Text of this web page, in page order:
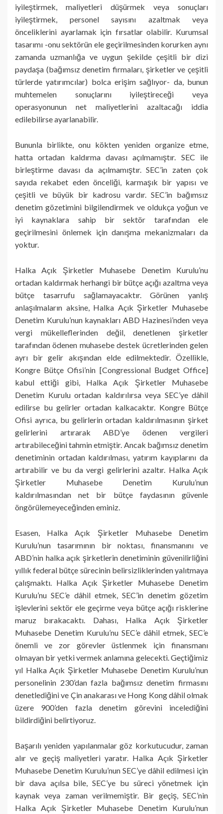
iyileştirmek, maliyetleri düşürmek veya sonuçları
iyileştirmek, personel sayısını azaltmak veya
önceliklerini ayarlamak için fırsatlar olabilir. Kurumsal
tasarımı -onu sektörün ele geçirilmesinden korurken aynı
zamanda uzmanlığa ve uygun şekilde çeşitli bir dizi
paydaşa (bağımsız denetim firmaları, şirketler ve çeşitli
türlerde yatırımcılar) bolca erişim sağlıyor- da, bunun
muhtemelen sonuçlarını iyileştireceği veya
operasyonunun net maliyetlerini azaltacağı iddia
edilebilirse ayarlanabilir.
Bununla birlikte, onu kökten yeniden organize etme,
hatta ortadan kaldırma davası açılmamıştır. SEC ile
birleştirme davası da açılmamıştır. SEC’in zaten çok
sayıda rekabet eden önceliği, karmaşık bir yapısı ve
çeşitli ve büyük bir kadrosu vardır. SEC’in bağımsız
denetim gözetimini bilgilendirmek ve oldukça yoğun ve
iyi kaynaklara sahip bir sektör tarafından ele
geçirilmesini önlemek için danışma mekanizmaları da
yoktur.
Halka Açık Şirketler Muhasebe Denetim Kurulu’nu
ortadan kaldırmak herhangi bir bütçe açığı azaltma veya
bütçe tasarrufu sağlamayacaktır. Görünen yanlış
anlaşılmaların aksine, Halka Açık Şirketler Muhasebe
Denetim Kurulu’nun kaynakları ABD Hazinesi’nden veya
vergi mükelleflerinden değil, denetlenen şirketler
tarafından ödenen muhasebe destek ücretlerinden gelen
ayrı bir gelir akışından elde edilmektedir. Özellikle,
Kongre Bütçe Ofisi’nin [Congressional Budget Office]
kabul ettiği gibi, Halka Açık Şirketler Muhasebe
Denetim Kurulu ortadan kaldırılırsa veya SEC’ye dâhil
edilirse bu gelirler ortadan kalkacaktır. Kongre Bütçe
Ofisi ayrıca, bu gelirlerin ortadan kaldırılmasının şirket
gelirlerini artırarak ABD’ye ödenen vergileri
artırabileceğini tahmin etmiştir. Ancak bağımsız denetim
denetiminin ortadan kaldırılması, yatırım kayıplarını da
artırabilir ve bu da vergi gelirlerini azaltır. Halka Açık
Şirketler Muhasebe Denetim Kurulu’nun
kaldırılmasından net bir bütçe faydasının güvenle
öngörülemeyeceğinden eminiz.
Esasen, Halka Açık Şirketler Muhasebe Denetim
Kurulu’nun tasarımının bir noktası, finansmanını ve
ABD’nin halka açık şirketlerin denetiminin güvenilirliğini
yıllık federal bütçe sürecinin belirsizliklerinden yalıtmaya
çalışmaktı. Halka Açık Şirketler Muhasebe Denetim
Kurulu’nu SEC’e dâhil etmek, SEC’in denetim gözetim
işlevlerini sektör ele geçirme veya bütçe açığı risklerine
maruz bırakacaktı. Dahası, Halka Açık Şirketler
Muhasebe Denetim Kurulu’nu SEC’e dâhil etmek, SEC’e
önemli ve zor görevler üstlenmek için finansmanı
olmayan bir yetki vermek anlamına gelecekti. Geçtiğimiz
yıl Halka Açık Şirketler Muhasebe Denetim Kurulu’nun
personelinin 230’dan fazla bağımsız denetim firmasını
denetlediğini ve Çin anakarası ve Hong Kong dâhil olmak
üzere 900’den fazla denetim görevini incelediğini
bildirdiğini belirtiyoruz.
Başarılı yeniden yapılanmalar göz korkutucudur, zaman
alır ve geçiş maliyetleri yaratır. Halka Açık Şirketler
Muhasebe Denetim Kurulu’nun SEC’ye dâhil edilmesi için
bir dava açılsa bile, SEC’ye bu süreci yönetmek için
kaynak veya zaman verilmemiştir. Bir geçiş, SEC’nin
Halka Açık Şirketler Muhasebe Denetim Kurulu’nun